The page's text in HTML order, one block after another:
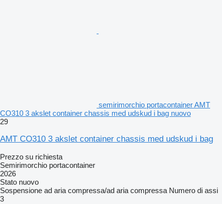
semirimorchio portacontainer AMT
CO310 3 akslet container chassis med udskud i bag nuovo
29
AMT CO310 3 akslet container chassis med udskud i bag
Prezzo su richiesta
Semirimorchio portacontainer
2026
Stato nuovo
Sospensione ad aria compressa/ad aria compressa Numero di assi
3